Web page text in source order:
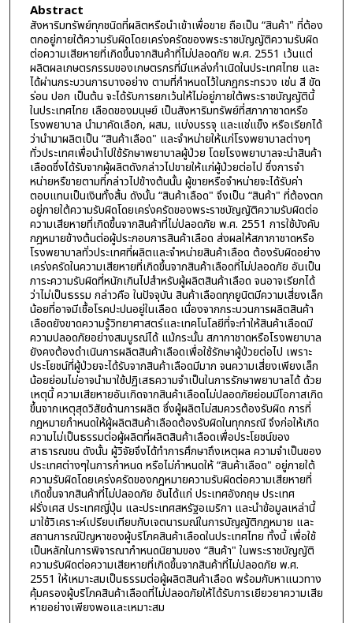
Abstract
สังหาริมทรัพย์ทุกชนิดที่ผลิตหรือนำเข้าเพื่อขาย ถือเป็น “สินค้า" ที่ต้อง
ตกอยู่ภายใต้ความรับผิดโดยเคร่งครัดของพระราชบัญญัติความรับผิด
ต่อความเสียหายที่เกิดขึ้นจากสินค้าที่ไม่ปลอดภัย พ.ศ. 2551 เว้นแต่
ผลิตผลเกษตรกรรมของเกษตรกรที่มีแหล่งกำเนิดในประเทศไทย และ
ได้ผ่านกระบวนการบางอย่าง ตามที่กำหนดไว้ในกฎกระทรวง เช่น สี ขัด
ร่อน ปอก เป็นต้น จะได้รับการยกเว้นให้ไม่อยู่ภายใต้พระราชบัญญัตินี้
ในประเทศไทย เลือดของมนุษย์ เป็นสังหาริมทรัพย์ที่สภากาชาดหรือ
โรงพยาบาล นำมาคัดเลือก, ผสม, แบ่งบรรจุ และแช่แข็ง หรือเรียกได้
ว่านำมาผลิตเป็น “สินค้าเลือด" และจำหน่ายให้แก่โรงพยาบาลต่างๆ
ทั่วประเทศเพื่อนำไปใช้รักษาพยาบาลผู้ป่วย โดยโรงพยาบาลจะนำสินค้า
เลือดซึ่งได้รับจากผู้ผลิตดังกล่าวไปขายให้แก่ผู้ป่วยต่อไป ซึ่งการจำ
หน่ายหรืขายตามที่กล่าวไปข้างต้นนั้น ผู้ขายหรือจำหน่ายจะได้รับค่า
ตอบแทนเป็นเงินทั้งสิ้น ดังนั้น “สินค้าเลือด" จึงเป็น “สินค้า" ที่ต้องตก
อยู่ภายใต้ความรับผิดโดยเคร่งครัดของพระราชบัญญัติความรับผิดต่อ
ความเสียหายที่เกิดขึ้นจากสินค้าที่ไม่ปลอดภัย พ.ศ. 2551 การใช้บังคับ
กฎหมายข้างต้นต่อผู้ประกอบการสินค้าเลือด ส่งผลให้สภากาชาดหรือ
โรงพยาบาลทั่วประเทศที่ผลิตและจำหน่ายสินค้าเลือด ต้องรับผิดอย่าง
เคร่งครัดในความเสียหายที่เกิดขึ้นจากสินค้าเลือดที่ไม่ปลอดภัย อันเป็น
ภาระความรับผิดที่หนักเกินไปสำหรับผู้ผลิตสินค้าเลือด จนอาจเรียกได้
ว่าไม่เป็นธรรม กล่าวคือ ในปัจจุบัน สินค้าเลือดทุกยูนิตมีความเสี่ยงเล็ก
น้อยที่อาจมีเชื้อโรคปะปนอยู่ในเลือด เนื่องจากกระบวนการผลิตสินค้า
เลือดยังขาดความรู้วิทยาศาสตร์และเทคโนโลยีที่จะทำให้สินค้าเลือดมี
ความปลอดภัยอย่างสมบูรณ์ได้ แม้กระนั้น สภากาชาดหรือโรงพยาบาล
ยังคงต้องดำเนินการผลิตสินค้าเลือดเพื่อใช้รักษาผู้ป่วยต่อไป เพราะ
ประโยชน์ที่ผู้ป่วยจะได้รับจากสินค้าเลือดมีมาก จนความเสี่ยงเพียงเล็ก
น้อยย่อมไม่อาจนำมาใช้ปฏิเสธความจำเป็นในการรักษาพยาบาลได้ ด้วย
เหตุนี้ ความเสียหายอันเกิดจากสินค้าเลือดไม่ปลอดภัยย่อมมีโอกาสเกิด
ขึ้นจากเหตุสุดวิสัยด้านการผลิต ซึ่งผู้ผลิตไม่สมควรต้องรับผิด การที่
กฎหมายกำหนดให้ผู้ผลิตสินค้าเลือดต้องรับผิดในทุกกรณี จึงก่อให้เกิด
ความไม่เป็นธรรมต่อผู้ผลิตที่ผลิตสินค้าเลือดเพื่อประโยชน์ของ
สาธารณชน ดังนั้น ผู้วิจัยจึงได้ทำการศึกษาถึงเหตุผล ความจำเป็นของ
ประเทศต่างๆในการกำหนด หรือไม่กำหนดให้ “สินค้าเลือด" อยู่ภายใต้
ความรับผิดโดยเคร่งครัดของกฎหมายความรับผิดต่อความเสียหายที่
เกิดขึ้นจากสินค้าที่ไม่ปลอดภัย อันได้แก่ ประเทศอังกฤษ ประเทศ
ฝรั่งเศส ประเทศญี่ปุ่น และประเทศสหรัฐอเมริกา และนำข้อมูลเหล่านี้
มาใช้วิเคราะห์เปรียบเทียบกับเจตนารมณ์ในการบัญญัติกฎหมาย และ
สถานการณ์ปัญหาของผู้บริโภคสินค้าเลือดในประเทศไทย ทั้งนี้ เพื่อใช้
เป็นหลักในการพิจารณากำหนดนิยามของ “สินค้า" ในพระราชบัญญัติ
ความรับผิดต่อความเสียหายที่เกิดขึ้นจากสินค้าที่ไม่ปลอดภัย พ.ศ.
2551 ให้เหมาะสมเป็นธรรมต่อผู้ผลิตสินค้าเลือด พร้อมกับหาแนวทาง
คุ้มครองผู้บริโภคสินค้าเลือดที่ไม่ปลอดภัยให้ได้รับการเยียวยาความเสีย
หายอย่างเพียงพอและเหมาะสม